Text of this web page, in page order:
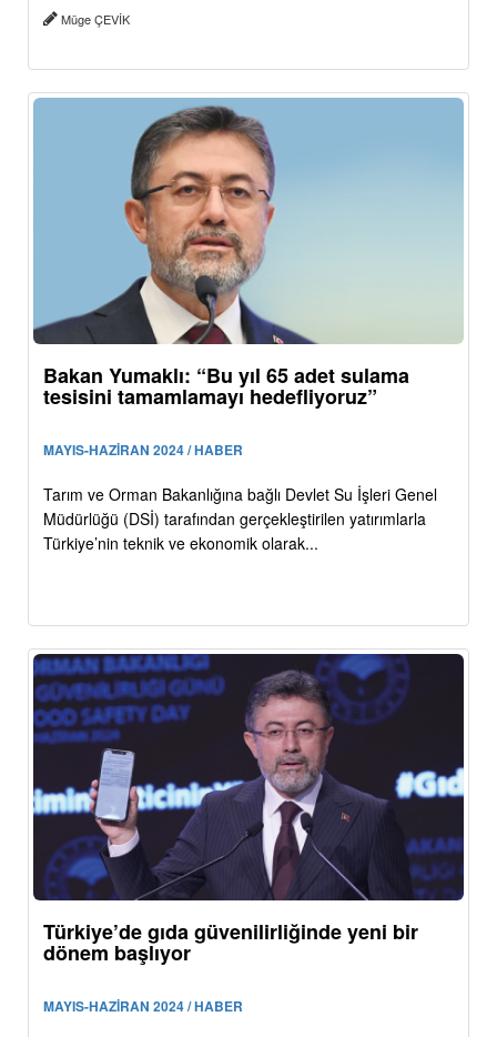
Müge ÇEVİK
Bakan Yumaklı: “Bu yıl 65 adet sulama
tesisini tamamlamayı hedefliyoruz”
MAYIS-HAZİRAN 2024 / HABER
Tarım ve Orman Bakanlığına bağlı Devlet Su İşleri Genel
Müdürlüğü (DSİ) tarafından gerçekleştirilen yatırımlarla
Türkiye’nin teknik ve ekonomik olarak...
Türkiye’de gıda güvenilirliğinde yeni bir
dönem başlıyor
MAYIS-HAZİRAN 2024 / HABER